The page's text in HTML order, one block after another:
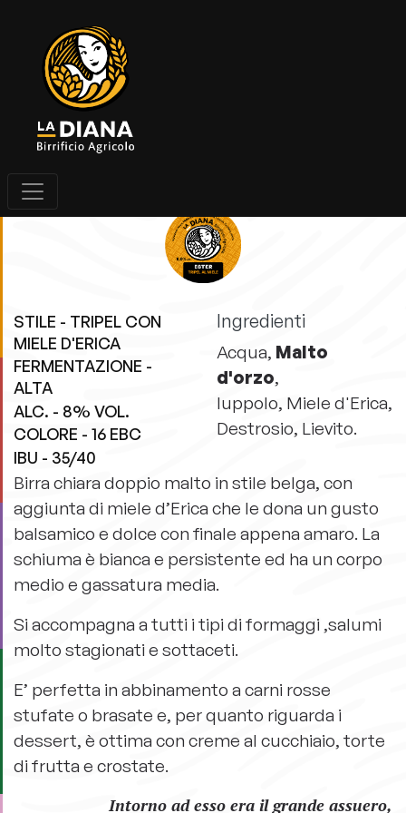
Ester
STILE - TRIPEL CON
MIELE D'ERICA
FERMENTAZIONE -
ALTA
ALC. - 8% VOL.
COLORE - 16 EBC
IBU - 35/40
Ingredienti
Acqua, Malto
d'orzo,
luppolo, Miele d'Erica,
Destrosio, Lievito.
Birra chiara doppio malto in stile belga, con
aggiunta di miele d’Erica che le dona un gusto
balsamico e dolce con finale appena amaro. La
schiuma è bianca e persistente ed ha un corpo
medio e gassatura media.
Si accompagna a tutti i tipi di formaggi ,salumi
molto stagionati e sottaceti.
E’ perfetta in abbinamento a carni rosse
stufate o brasate e, per quanto riguarda i
dessert, è ottima con creme al cucchiaio, torte
di frutta e crostate.
Intorno ad esso era il grande assuero,